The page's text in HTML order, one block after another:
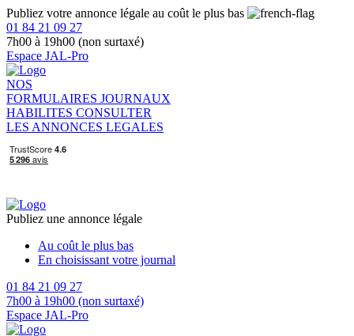
Publiez votre annonce légale au coût le plus bas
01 84 21 09 27
7h00 à 19h00 (non surtaxé)
Espace JAL-Pro
NOS
FORMULAIRES JOURNAUX
HABILITES CONSULTER
LES ANNONCES LEGALES
Publiez une annonce légale
Au coût le plus bas
En choisissant votre journal
01 84 21 09 27
7h00 à 19h00 (non surtaxé)
Espace JAL-Pro